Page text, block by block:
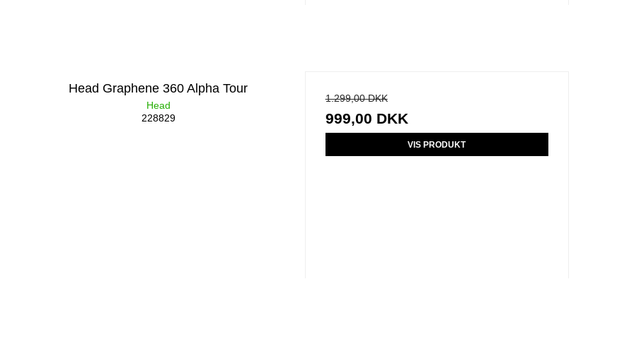
Head Graphene 360 Alpha Tour
Head
228829
1.299,00 DKK
999,00 DKK
VIS PRODUKT